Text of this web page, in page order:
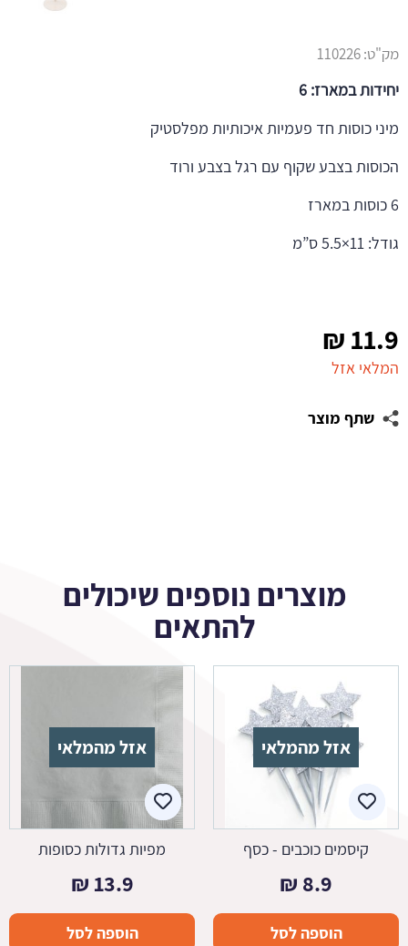
11.9
₪
המלאי אזל
שתף מוצר
מק"ט:110226
יחידות במארז: 6
מיני כוסות חד פעמיות איכותיות מפלסטיק
הכוסות בצבע שקוף עם רגל בצבע ורוד
6 כוסות במארז
גודל: 11×5.5 ס”מ
מוצרים נוספים שיכולים
להתאים
אזל מהמלאי
קיסמים כוכבים - כסף
8.9
₪
הוספה לסל
אזל מהמלאי
מפיות גדולות כסופות
13.9
₪
הוספה לסל